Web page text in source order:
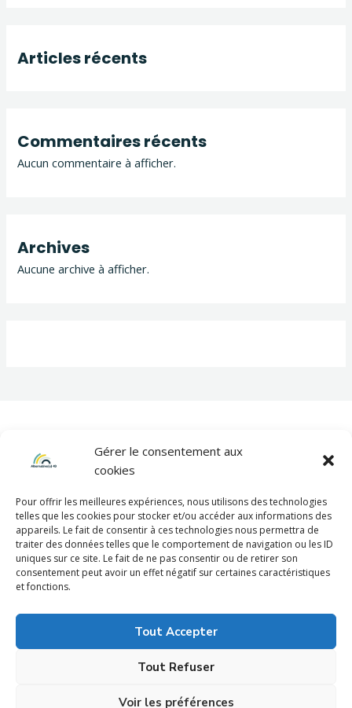
Gérer le consentement aux
cookies
Pour offrir les meilleures expériences, nous utilisons des technologies
telles que les cookies pour stocker et/ou accéder aux informations des
appareils. Le fait de consentir à ces technologies nous permettra de
traiter des données telles que le comportement de navigation ou les ID
uniques sur ce site. Le fait de ne pas consentir ou de retirer son
consentement peut avoir un effet négatif sur certaines caractéristiques
et fonctions.
Tout Accepter
Tout Refuser
Voir les préférences
Articles récents
Commentaires récents
Aucun commentaire à afficher.
Archives
Aucune archive à afficher.
Mentions légales
Politique de confidentialité